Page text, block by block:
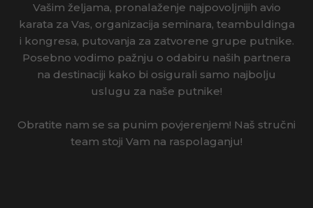
Vašim željama, pronalaženje najpovoljnijih avio
karata za Vas, organizacija seminara, teambuldinga
i kongresa, putovanja za zatvorene grupe putnike.
Posebno vodimo pažnju o odabiru naših partnera
na destinaciji kako bi osigurali samo najbolju
uslugu za naše putnike!
Obratite nam se sa punim povjerenjem! Naš stručni
team stoji Vam na raspolaganju!